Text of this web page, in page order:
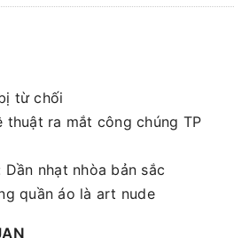
từ chối
thuật ra mắt công chúng TP
nhạt nhòa bản sắc
quần áo là art nude